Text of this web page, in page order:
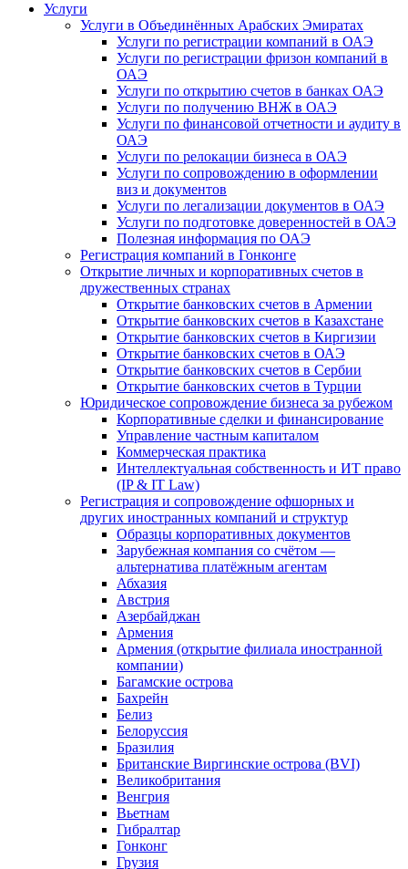
Услуги
Услуги в Объединённых Арабских Эмиратах
Услуги по регистрации компаний в ОАЭ
Услуги по регистрации фризон компаний в
ОАЭ
Услуги по открытию счетов в банках ОАЭ
Услуги по получению ВНЖ в ОАЭ
Услуги по финансовой отчетности и аудиту в
ОАЭ
Услуги по релокации бизнеса в ОАЭ
Услуги по сопровождению в оформлении
виз и документов
Услуги по легализации документов в ОАЭ
Услуги по подготовке доверенностей в ОАЭ
Полезная информация по ОАЭ
Регистрация компаний в Гонконге
Открытие личных и корпоративных счетов в
дружественных странах
Открытие банковских счетов в Армении
Открытие банковских счетов в Казахстане
Открытие банковских счетов в Киргизии
Открытие банковских счетов в ОАЭ
Открытие банковских счетов в Сербии
Открытие банковских счетов в Турции
Юридическое сопровождение бизнеса за рубежом
Корпоративные сделки и финансирование
Управление частным капиталом
Коммерческая практика
Интеллектуальная собственность и ИТ право
(IP & IT Law)
Регистрация и сопровождение офшорных и
других иностранных компаний и структур
Образцы корпоративных документов
Зарубежная компания со счётом —
альтернатива платёжным агентам
Абхазия
Австрия
Азербайджан
Армения
Армения (открытие филиала иностранной
компании)
Багамские острова
Бахрейн
Белиз
Белоруссия
Бразилия
Британские Виргинские острова (BVI)
Великобритания
Венгрия
Вьетнам
Гибралтар
Гонконг
Грузия